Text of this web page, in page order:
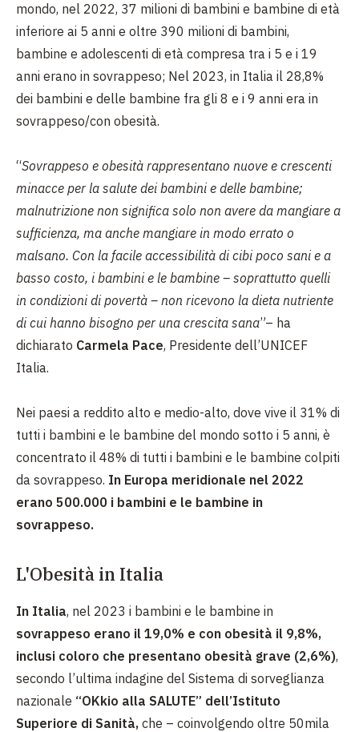
mondo, nel 2022, 37 milioni di bambini e bambine di età
inferiore ai 5 anni e oltre 390 milioni di bambini,
bambine e adolescenti di età compresa tra i 5 e i 19
anni erano in sovrappeso; Nel 2023, in Italia il 28,8%
dei bambini e delle bambine fra gli 8 e i 9 anni era in
sovrappeso/con obesità.
“Sovrappeso e obesità rappresentano nuove e crescenti
minacce per la salute dei bambini e delle bambine;
malnutrizione non significa solo non avere da mangiare a
sufficienza, ma anche mangiare in modo errato o
malsano. Con la facile accessibilità di cibi poco sani e a
basso costo, i bambini e le bambine – soprattutto quelli
in condizioni di povertà – non ricevono la dieta nutriente
di cui hanno bisogno per una crescita sana”– ha
dichiarato Carmela Pace, Presidente dell’UNICEF
Italia.
Nei paesi a reddito alto e medio-alto, dove vive il 31% di
tutti i bambini e le bambine del mondo sotto i 5 anni, è
concentrato il 48% di tutti i bambini e le bambine colpiti
da sovrappeso. In Europa meridionale nel 2022
erano 500.000 i bambini e le bambine in
sovrappeso.
L'Obesità in Italia
In Italia, nel 2023 i bambini e le bambine in
sovrappeso erano il 19,0% e con obesità il 9,8%,
inclusi coloro che presentano obesità grave (2,6%),
secondo l’ultima indagine del Sistema di sorveglianza
nazionale “OKkio alla SALUTE” dell’Istituto
Superiore di Sanità, che – coinvolgendo oltre 50mila